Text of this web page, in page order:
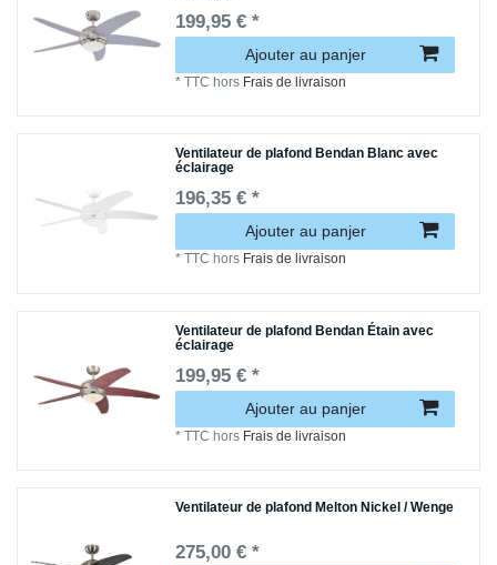
199,95 € *
Ajouter au panjer
*TTC hors Frais de livraison
Ventilateur de plafond Bendan Blanc avec
éclairage
196,35 € *
Ajouter au panjer
*TTC hors Frais de livraison
Ventilateur de plafond Bendan Étain avec
éclairage
199,95 € *
Ajouter au panjer
*TTC hors Frais de livraison
Ventilateur de plafond Melton Nickel / Wenge
275,00 € *